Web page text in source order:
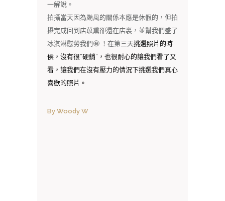
一解說。
拍攝當天因為颱風的關係本應是休假的，但拍
攝完成回到店苡熏卻還在店裏，並幫我們盛了
冰淇淋慰勞我們🤩 ！在第三天挑選照片的時
侯，沒有很”硬銷”，也很耐心的讓我們看了又
看，讓我們在沒有壓力的情況下挑選我們真心
喜歡的照片。
By Woody W